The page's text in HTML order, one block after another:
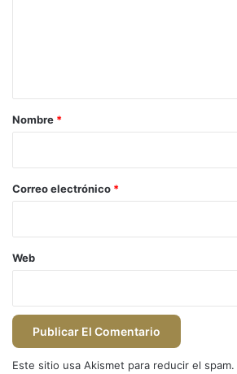
r
*
Nombre *
Correo electrónico *
Web
Este sitio usa Akismet para reducir el spam.